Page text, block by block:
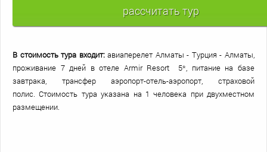
В стоимость тура входит: авиаперелет Алматы - Турция - Алматы,
проживание 7 дней в отеле Armir Resort 5*, питание на базе
завтрака, трансфер аэропорт-отель-аэропорт, страховой
полис. Стоимость тура указана на 1 человека при двухместном
размещении.